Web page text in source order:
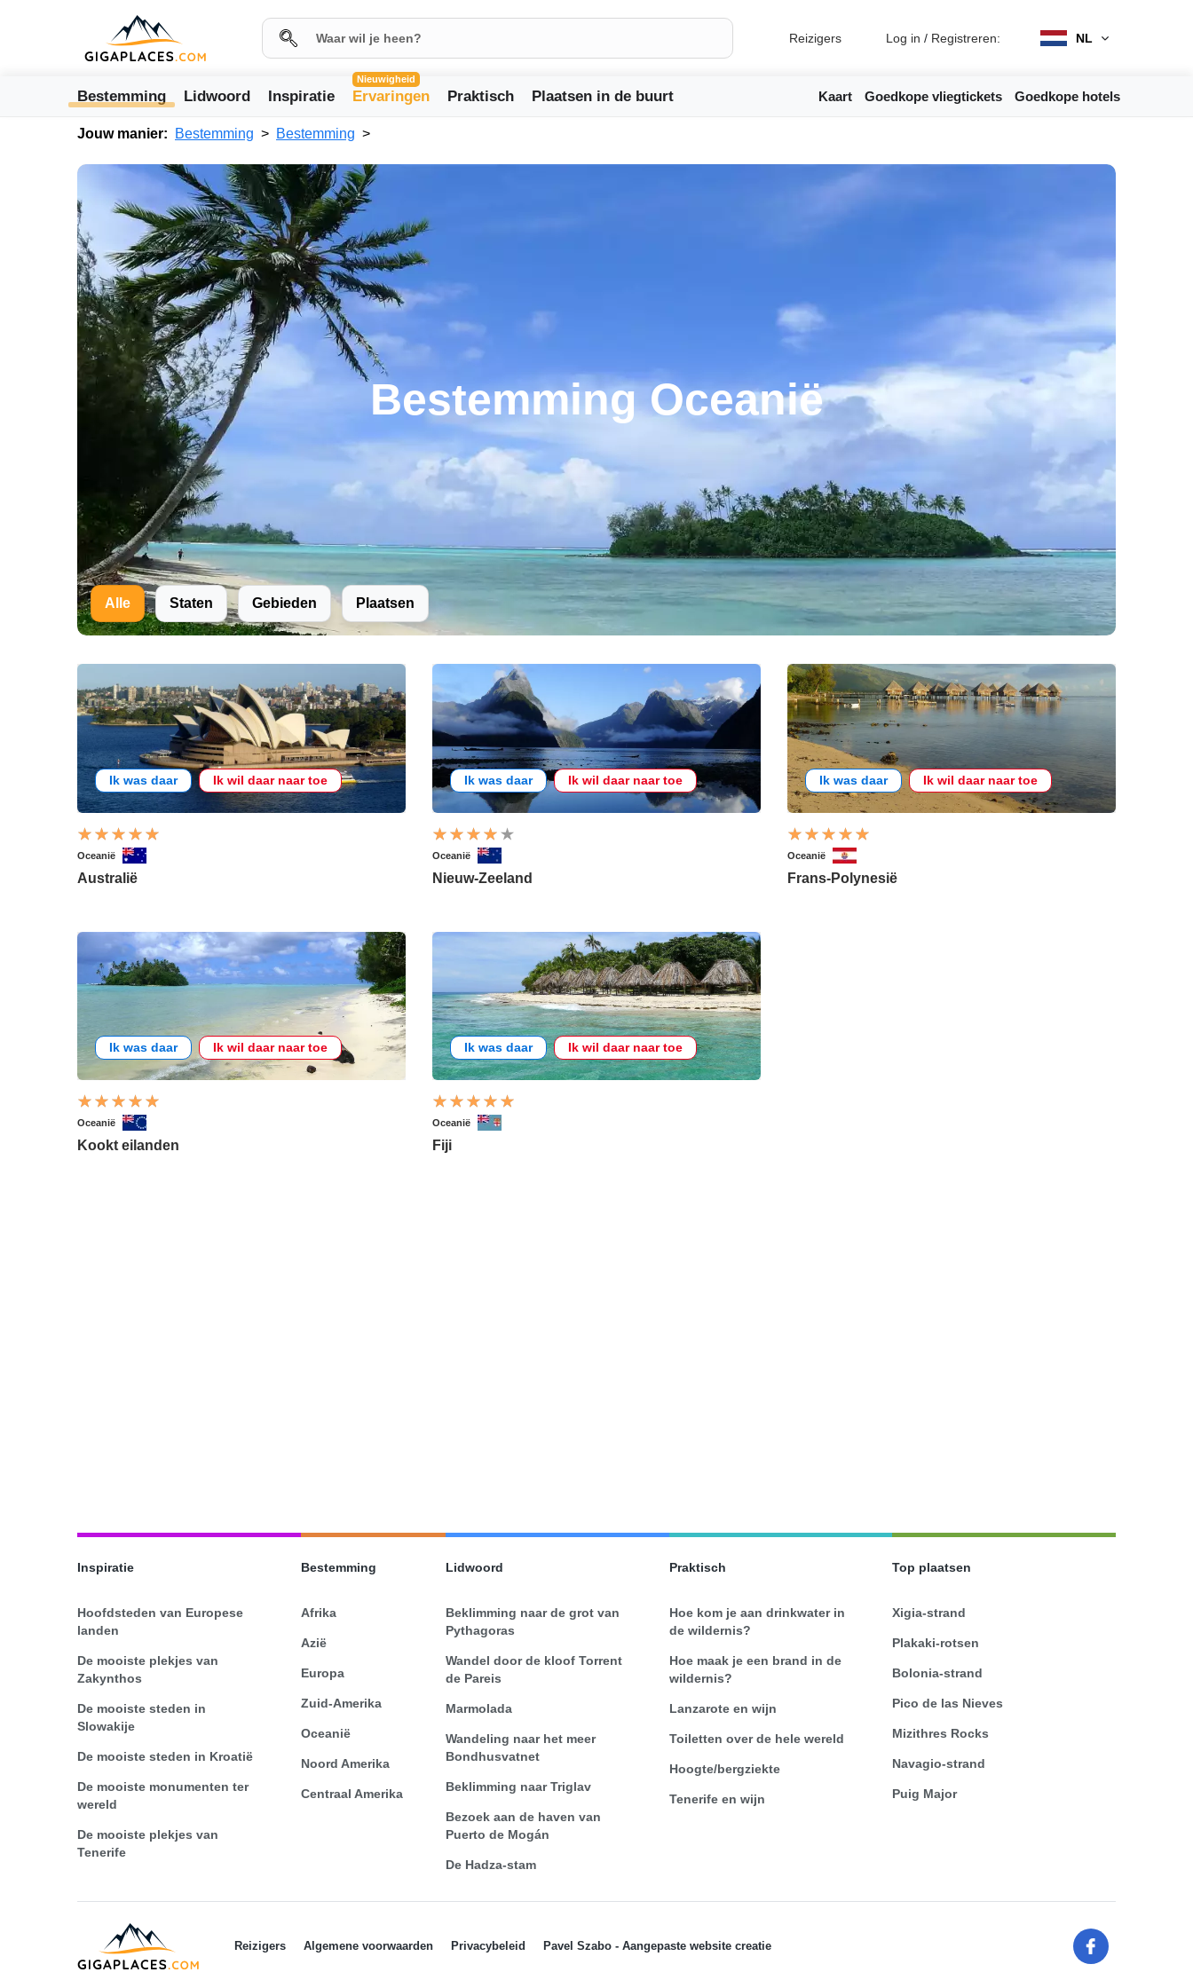
Reizigers Log in / Registreren: NL
Bestemming Lidwoord Inspiratie
Nieuwigheid
Ervaringen Praktisch Plaatsen in de buurt Kaart Goedkope vliegtickets Goedkope hotels
Jouw manier: Bestemming Bestemming
Bestemming Oceanië
Alle Staten Gebieden Plaatsen
Ik was daar Ik wil daar naar toe
Oceanië
Australië
Ik was daar Ik wil daar naar toe
Oceanië
Nieuw-Zeeland
Ik was daar Ik wil daar naar toe
Oceanië
Frans-Polynesië
Ik was daar Ik wil daar naar toe
Oceanië
Kookt eilanden
Ik was daar Ik wil daar naar toe
Oceanië
Fiji
Inspiratie
Hoofdsteden van Europese
landen
De mooiste plekjes van
Zakynthos
De mooiste steden in
Slowakije
De mooiste steden in Kroatië
De mooiste monumenten ter
wereld
De mooiste plekjes van
Tenerife
Bestemming
Afrika
Azië
Europa
Zuid-Amerika
Oceanië
Noord Amerika
Centraal Amerika
Lidwoord
Beklimming naar de grot van
Pythagoras
Wandel door de kloof Torrent
de Pareis
Marmolada
Wandeling naar het meer
Bondhusvatnet
Beklimming naar Triglav
Bezoek aan de haven van
Puerto de Mogán
De Hadza-stam
Praktisch
Hoe kom je aan drinkwater in
de wildernis?
Hoe maak je een brand in de
wildernis?
Lanzarote en wijn
Toiletten over de hele wereld
Hoogte/bergziekte
Tenerife en wijn
Top plaatsen
Xigia-strand
Plakaki-rotsen
Bolonia-strand
Pico de las Nieves
Mizithres Rocks
Navagio-strand
Puig Major
Reizigers Algemene voorwaarden Privacybeleid Pavel Szabo - Aangepaste website creatie